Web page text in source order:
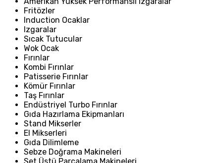
Fritözler
Induction Ocaklar
Izgaralar
Sıcak Tutucular
Wok Ocak
Fırınlar
Kombi Fırınlar
Patisserie Fırınlar
Kömür Fırınlar
Taş Fırınlar
Endüstriyel Turbo Fırınlar
Gıda Hazırlama Ekipmanları
Stand Mikserler
El Mikserleri
Gıda Dilimleme
Sebze Doğrama Makineleri
Set Üstü Parçalama Makineleri